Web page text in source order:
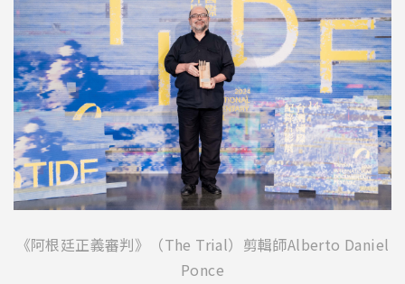
《阿根廷正義審判》（The Trial）剪輯師Alberto Daniel
Ponce